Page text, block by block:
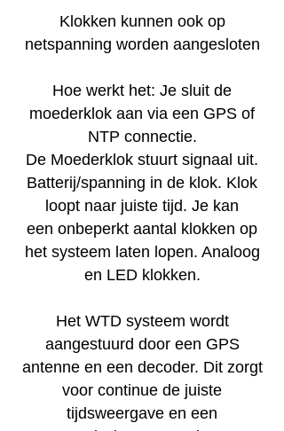
Klokken kunnen ook op
netspanning worden aangesloten
Hoe werkt het: Je sluit de
moederklok aan via een GPS of
NTP connectie.
De Moederklok stuurt signaal uit.
Batterij/spanning in de klok. Klok
loopt naar juiste tijd. Je kan
een onbeperkt aantal klokken op
het systeem laten lopen. Analoog
en LED klokken.
Het WTD systeem wordt
aangestuurd door een GPS
antenne en een decoder. Dit zorgt
voor continue de juiste
tijdsweergave en een